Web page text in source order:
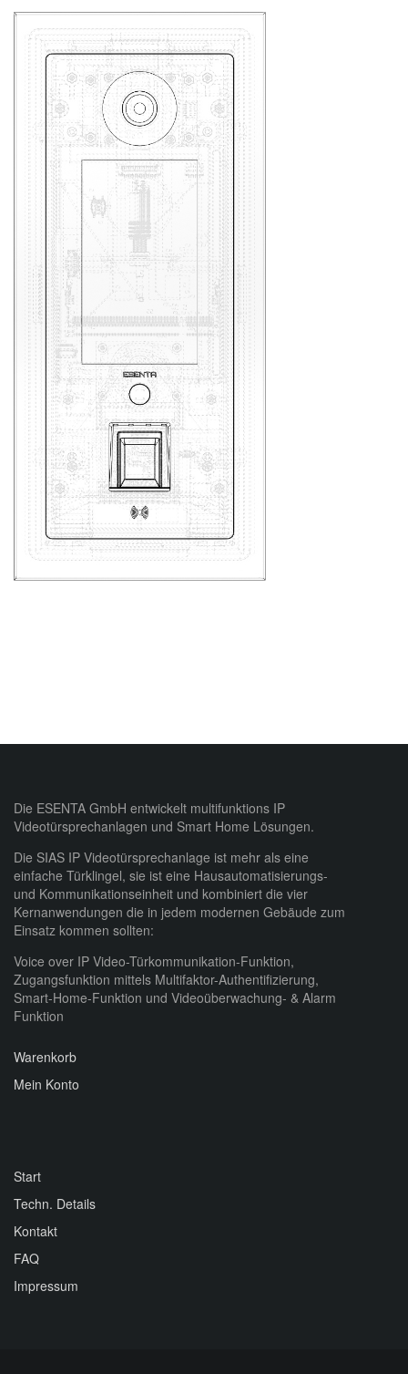
Die ESENTA GmbH entwickelt multifunktions IP
Videotürsprechanlagen und Smart Home Lösungen.
Die SIAS IP Videotürsprechanlage ist mehr als eine
einfache Türklingel, sie ist eine Hausautomatisierungs-
und Kommunikationseinheit und kombiniert die vier
Kernanwendungen die in jedem modernen Gebäude zum
Einsatz kommen sollten:
Voice over IP Video-Türkommunikation-Funktion,
Zugangsfunktion mittels Multifaktor-Authentifizierung,
Smart-Home-Funktion und Videoüberwachung- & Alarm
Funktion
Warenkorb
Mein Konto
Start
Techn. Details
Kontakt
FAQ
Impressum